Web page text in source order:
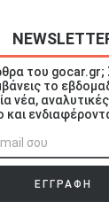
του
το
νέα,
ΕΓΓΡΑΦΗ